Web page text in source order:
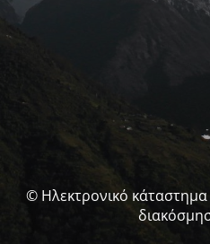
© Ηλεκτρονικό